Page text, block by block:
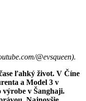
@evsqueen).
ľahký život. V Číne
a Model 3 v
v Šanghaji.